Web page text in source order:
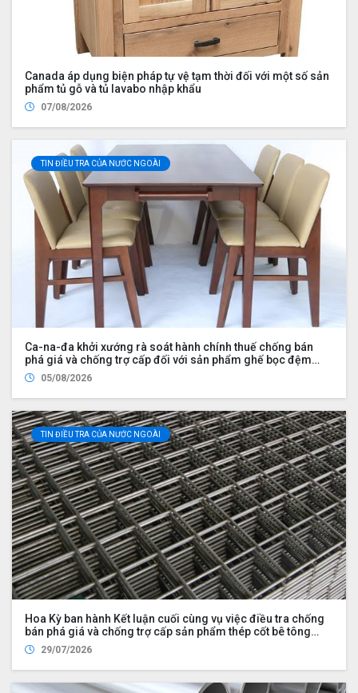
Canada áp dụng biện pháp tự vệ tạm thời đối với một số sản
phẩm tủ gỗ và tủ lavabo nhập khẩu
07/08/2026
TIN ĐIỀU TRA CỦA NƯỚC NGOÀI
Ca-na-đa khởi xướng rà soát hành chính thuế chống bán
phá giá và chống trợ cấp đối với sản phẩm ghế bọc đệm
nhập khẩu từ Trung Quốc và Việt Nam, đồng thời nhập khẩu
từ Hoa Kỳ bởi Công ty Wayfair LLC (UDS 2026 UP2)
05/08/2026
TIN ĐIỀU TRA CỦA NƯỚC NGOÀI
Hoa Kỳ ban hành Kết luận cuối cùng vụ việc điều tra chống
bán phá giá và chống trợ cấp sản phẩm thép cốt bê tông
nhập khẩu từ Việt Nam
29/07/2026